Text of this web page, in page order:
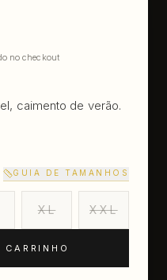
no checkout
caimento de verão.
GUIA DE TAMANHOS
XL XXL